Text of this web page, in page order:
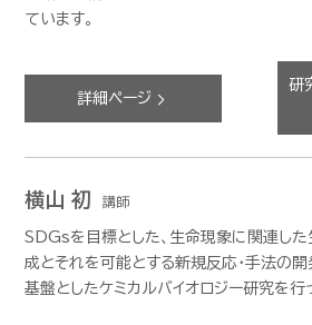
ています。
詳細ページ
研
横山 初 講師
SDGsを目標とした、生命現象に関連し
成とそれを可能とする新規反応・手法の開
基盤としたケミカルバイオロジー研究を行